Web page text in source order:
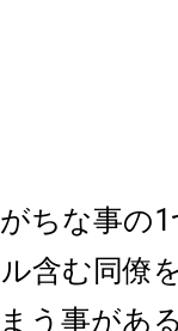
ちな事の
含む同僚
う事があ